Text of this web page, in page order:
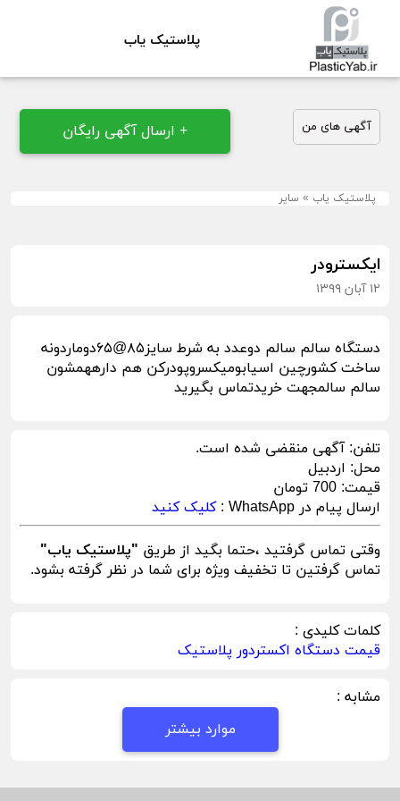
پلاستیک یاب
آگهی های من + ارسال آگهی رایگان
پلاستیک یاب » سایر
ایکسترودر
۱۲ آبان ۱۳۹۹
دستگاه سالم سالم دوعدد به شرط سایز۸۵@۶۵دوماردونه
ساخت کشورچین اسیابومیکسروپودرکن هم دارههمشون
سالم سالمجهت خریدتماس بگیرید
تلفن:آگهی منقضی شده است.
محل: اردبیل
قیمت: 700 تومان
ارسال پیام در WhatsApp :
کلیک کنید
وقتی تماس گرفتید ،حتما بگید از طریق "پلاستیک یاب"
تماس گرفتین تا تخفیف ویژه برای شما در نظر گرفته بشود.
کلمات کلیدی :
قیمت دستگاه اکستردور پلاستیک
مشابه :
موارد بیشتر